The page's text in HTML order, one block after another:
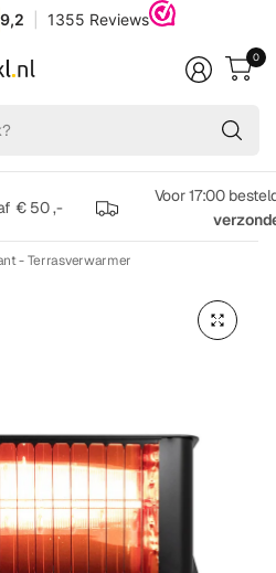
op
0
€ 50 ,-
Voor 17:00
- Terrasverwarmer